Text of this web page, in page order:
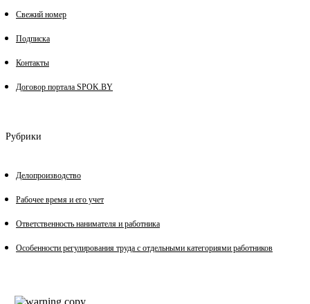
Свежий номер
Подписка
Контакты
Договор портала SPOK.BY
Рубрики
Делопроизводство
Рабочее время и его учет
Ответственность нанимателя и работника
Особенности регулирования труда с отдельными категориями работников